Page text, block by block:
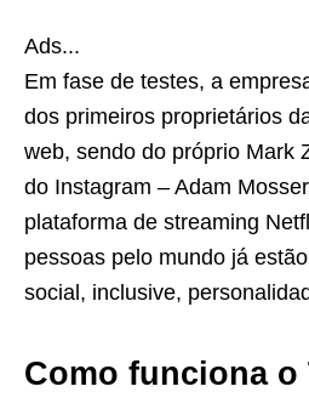
Ads...
Em fase de testes, a
dos primeiros proprietários
web, sendo do próprio Mark
do Instagram – Adam
plataforma de streaming
pessoas pelo mundo já
social, inclusive,
Como funciona o